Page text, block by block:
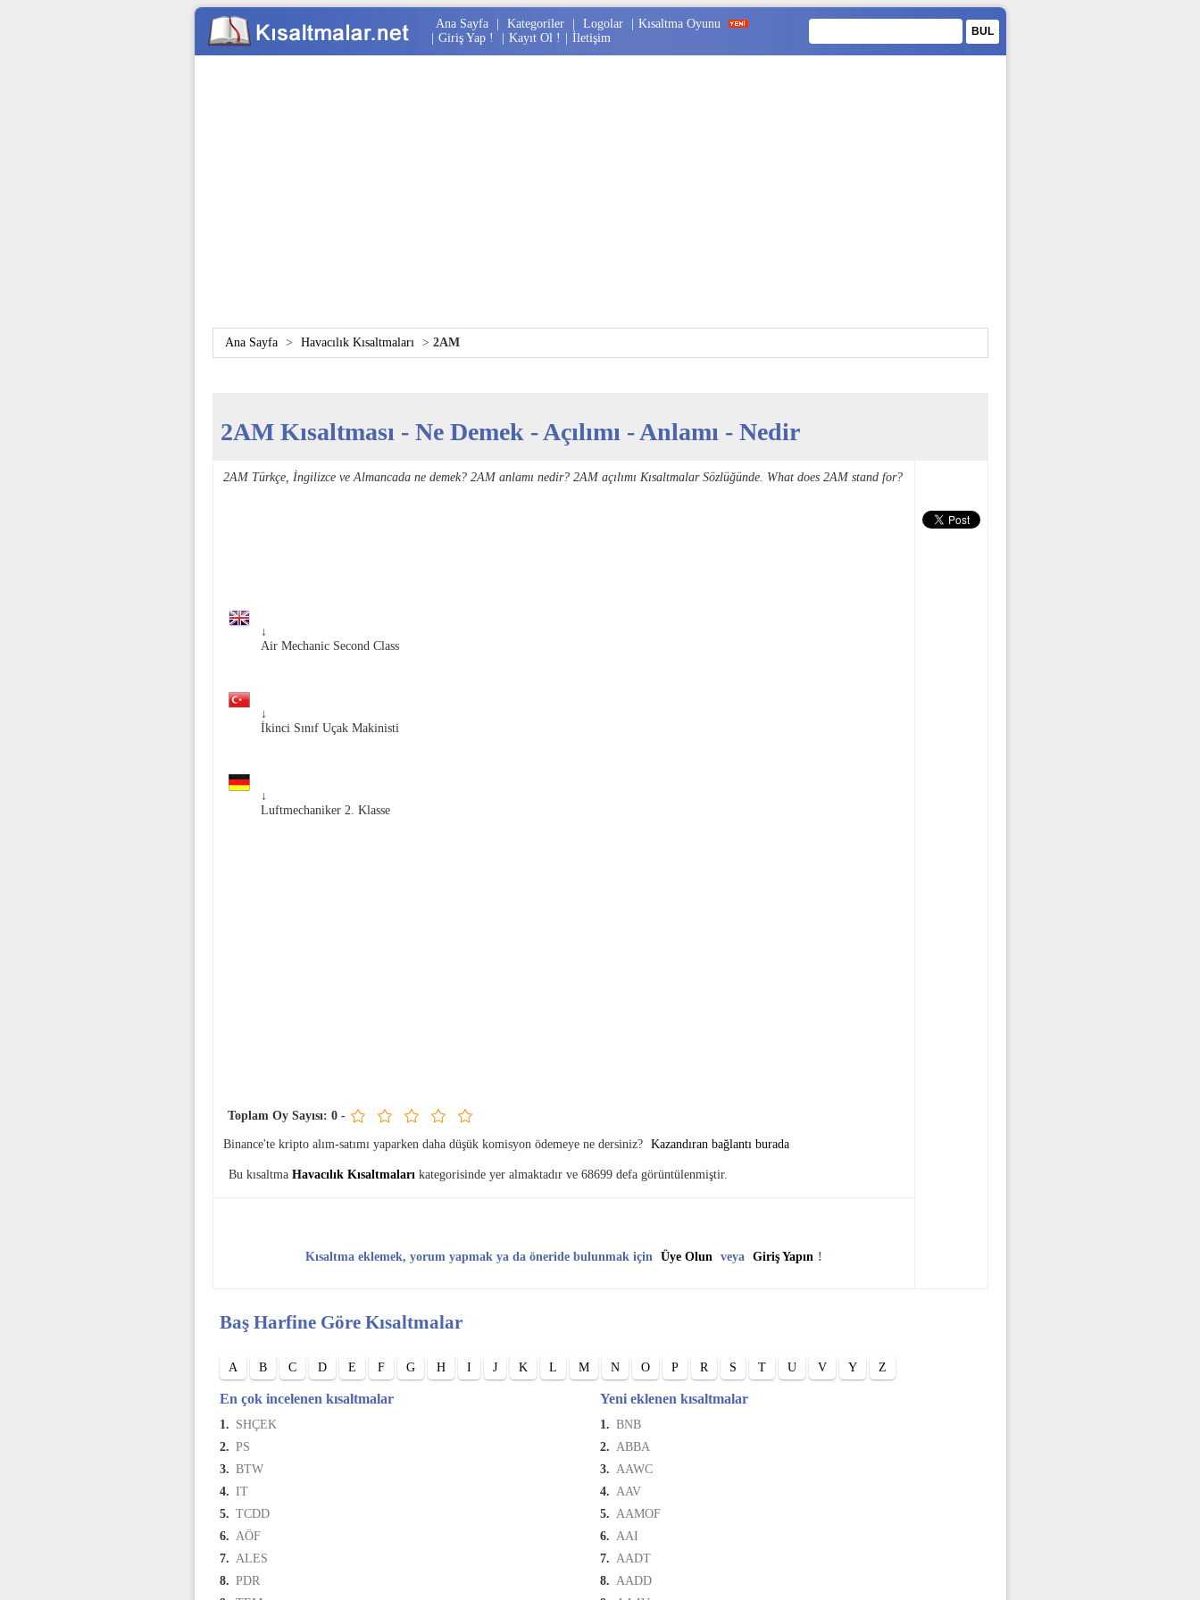
Ana Sayfa Kategoriler Logolar
Kısaltma Oyunu
Giriş Yap ! Kayıt Ol ! İletişim
Ana Sayfa > Havacılık Kısaltmaları > 2AM
2AM Kısaltması - Ne Demek - Açılımı - Anlamı - Nedir
2AM Türkçe, İngilizce ve Almancada ne demek? 2AM anlamı nedir? 2AM açılımı Kısaltmalar Sözlüğünde. What does 2AM stand for?
↓
Air Mechanic Second Class
↓
İkinci Sınıf Uçak Makinisti
↓
Luftmechaniker 2. Klasse
Toplam Oy Sayısı: 0-
Binance'te kripto alım-satımı yaparken daha düşük komisyon ödemeye ne dersiniz? Kazandıran bağlantı burada
Bu kısaltma Havacılık Kısaltmaları kategorisinde yer almaktadır ve 68699 defa görüntülenmiştir.
Kısaltma eklemek, yorum yapmak ya da öneride bulunmak için Üye Olun veya Giriş Yapın !
Baş Harfine Göre Kısaltmalar
A B C D E F G H I J K L M N O P R S T U V Y Z
En çok incelenen kısaltmalar
1. SHÇEK
2. PS
3. BTW
4. IT
5. TCDD
6. AÖF
7. ALES
8. PDR
Yeni eklenen kısaltmalar
1. BNB
2. ABBA
3. AAWC
4. AAV
5. AAMOF
6. AAI
7. AADT
8. AADD